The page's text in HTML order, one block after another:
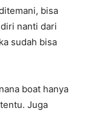
bisa
nanti dari
sudah bisa
boat hanya
Juga